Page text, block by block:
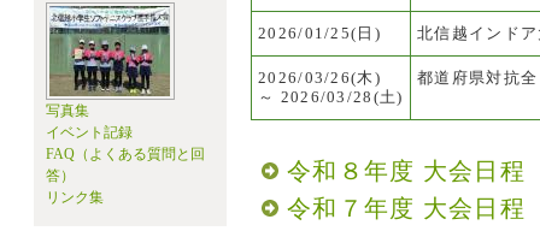
写真集
イベント記録
FAQ（よくある質問と回
答）
リンク集
2026/01/25(日) 北信越インド
2026/03/26(木)
～ 2026/03/28(土)
都道府県対抗
令和８年度 大会日程
令和７年度 大会日程